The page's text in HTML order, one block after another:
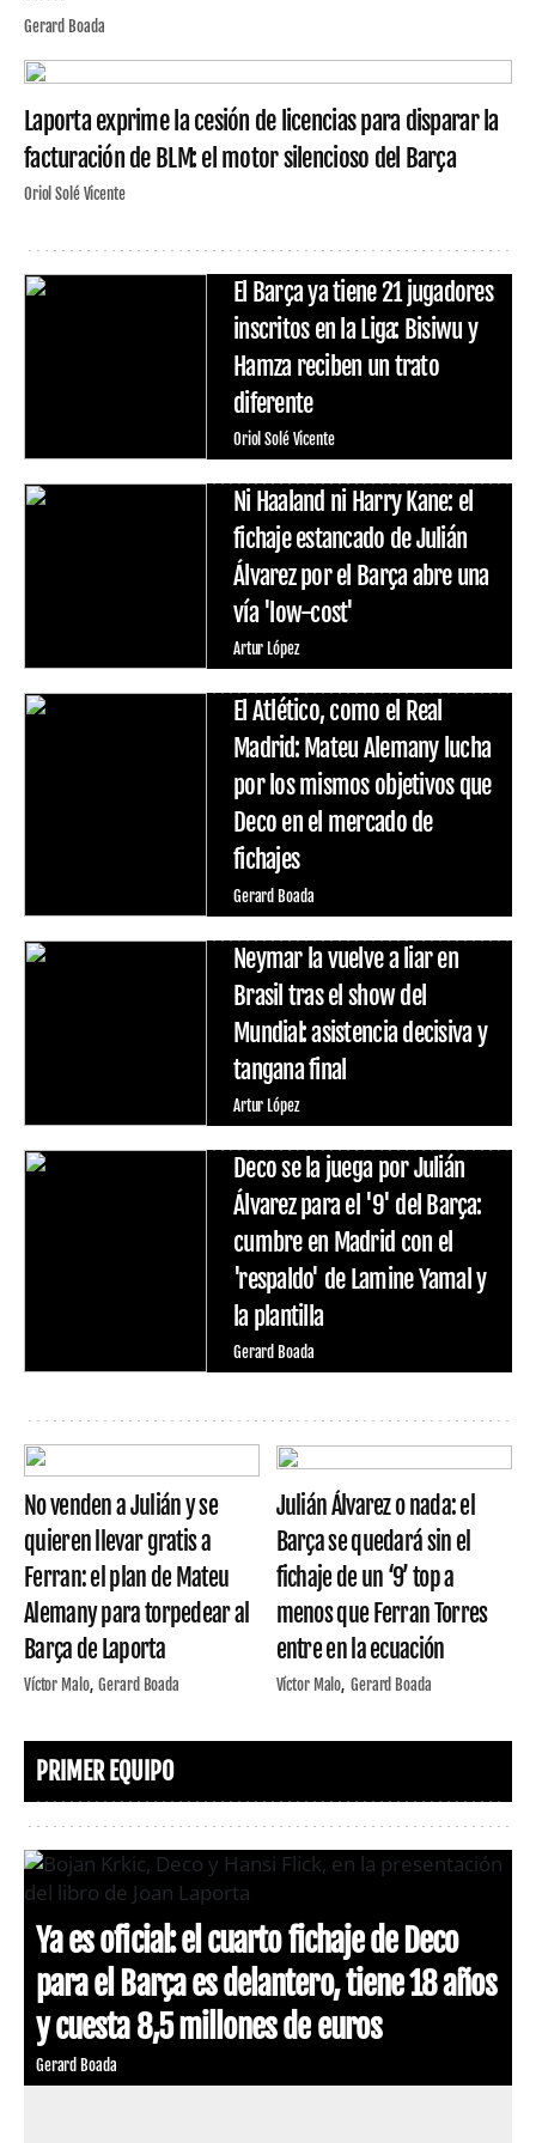
Gerard Boada
Laporta exprime la cesión de licencias para disparar la
facturación de BLM: el motor silencioso del Barça
Oriol Solé Vicente
El Barça ya tiene 21 jugadores
inscritos en la Liga: Bisiwu y
Hamza reciben un trato
diferente
Oriol Solé Vicente
Ni Haaland ni Harry Kane: el
fichaje estancado de Julián
Álvarez por el Barça abre una
vía 'low-cost'
Artur López
El Atlético, como el Real
Madrid: Mateu Alemany lucha
por los mismos objetivos que
Deco en el mercado de
fichajes
Gerard Boada
Neymar la vuelve a liar en
Brasil tras el show del
Mundial: asistencia decisiva y
tangana final
Artur López
Deco se la juega por Julián
Álvarez para el '9' del Barça:
cumbre en Madrid con el
'respaldo' de Lamine Yamal y
la plantilla
Gerard Boada
No venden a Julián y se
quieren llevar gratis a
Ferran: el plan de Mateu
Alemany para torpedear al
Barça de Laporta
Víctor Malo Gerard Boada
Julián Álvarez o nada: el
Barça se quedará sin el
fichaje de un ‘9’ top a
menos que Ferran Torres
entre en la ecuación
Víctor Malo Gerard Boada
PRIMER EQUIPO
Ya es oficial: el cuarto fichaje de Deco
para el Barça es delantero, tiene 18 años
y cuesta 8,5 millones de euros
Gerard Boada